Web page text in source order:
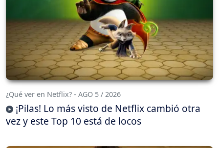
¿Qué ver en Netflix? - AGO 5 / 2026
¡Pilas! Lo más visto de Netflix cambió otra
vez y este Top 10 está de locos